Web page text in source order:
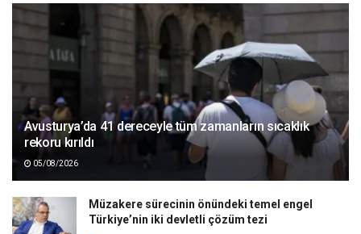
Avusturya’da 41 dereceyle tüm zamanların sıcaklık
rekoru kırıldı
05/08/2026
Müzakere sürecinin önündeki temel engel
Türkiye’nin iki devletli çözüm tezi